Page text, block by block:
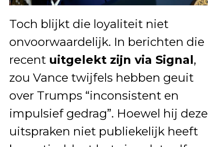
Toch blijkt die loyaliteit niet
onvoorwaardelijk. In berichten die
recent uitgelekt zijn via Signal,
zou Vance twijfels hebben geuit
over Trumps “inconsistent en
impulsief gedrag”. Hoewel hij deze
uitspraken niet publiekelijk heeft